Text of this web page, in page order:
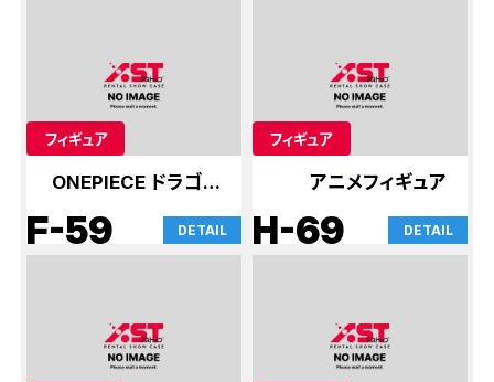
フィギュア
ONEPIECE ドラゴン
ボール
F-59 DETAIL
フィギュア
アニメフィギュア
H-69 DETAIL